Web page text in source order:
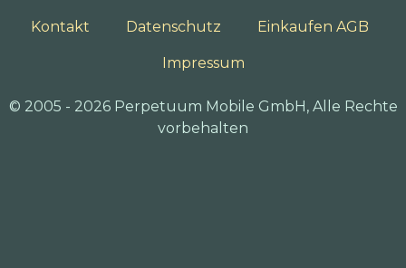
Kontakt Datenschutz Einkaufen AGB
Impressum
© 2005 - 2026 Perpetuum Mobile GmbH, Alle Rechte
vorbehalten